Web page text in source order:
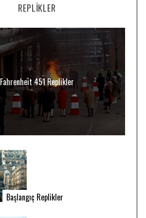
REPLIKLER
Fahrenheit 451 Replikler
Başlangıç Replikler